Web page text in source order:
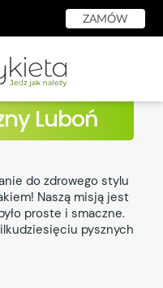
ZAMÓW
Luboń
do zdrowego stylu
Naszą misją jest
proste i smaczne.
pysznych